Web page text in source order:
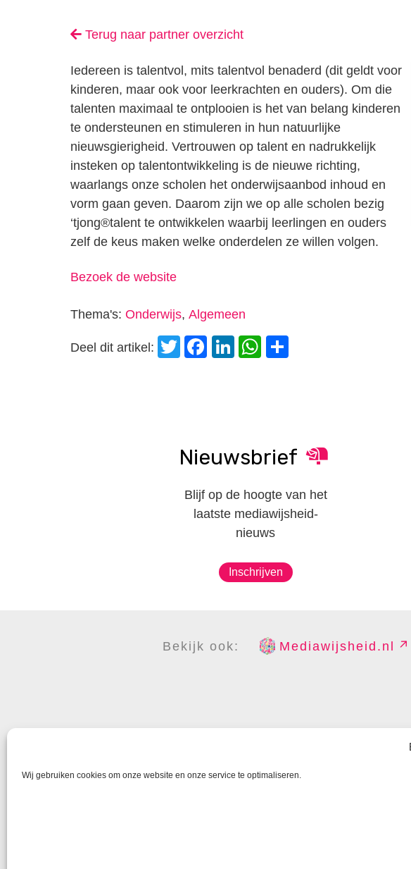
Wij gebruiken cookies om onze website en onze service te optimaliseren.
Terug naar partner overzicht
Iedereen is talentvol, mits talentvol benaderd (dit geldt voor
kinderen, maar ook voor leerkrachten en ouders). Om die
talenten maximaal te ontplooien is het van belang kinderen
te ondersteunen en stimuleren in hun natuurlijke
nieuwsgierigheid. Vertrouwen op talent en nadrukkelijk
insteken op talentontwikkeling is de nieuwe richting,
waarlangs onze scholen het onderwijsaanbod inhoud en
vorm gaan geven. Daarom zijn we op alle scholen bezig
‘tjong®talent te ontwikkelen waarbij leerlingen en ouders
zelf de keus maken welke onderdelen ze willen volgen.
Bezoek de website
Thema's: Onderwijs, Algemeen
Deel dit artikel: Twitter
Facebook
LinkedIn
WhatsApp
Nieuwsbrief
Blijf op de hoogte van het
laatste mediawijsheid-
nieuws
Inschrijven
Bekijk ook: Mediawijsheid.nl